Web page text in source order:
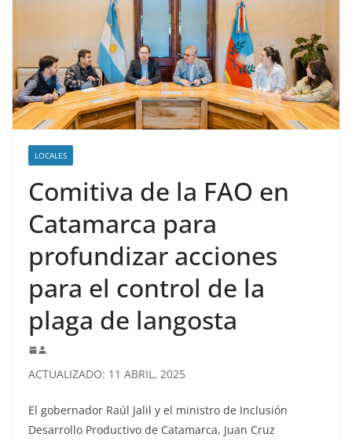
LOCALES
Comitiva de la FAO en
Catamarca para
profundizar acciones
para el control de la
plaga de langosta
ACTUALIZADO: 11 ABRIL, 2025
El gobernador Raúl Jalil y el ministro de Inclusión
Desarrollo Productivo de Catamarca, Juan Cruz